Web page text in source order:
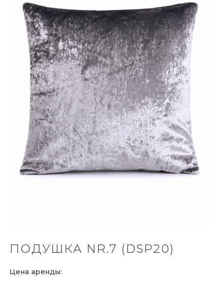
ПОДУШКА NR.7 (DSP20)
Цена аренды: